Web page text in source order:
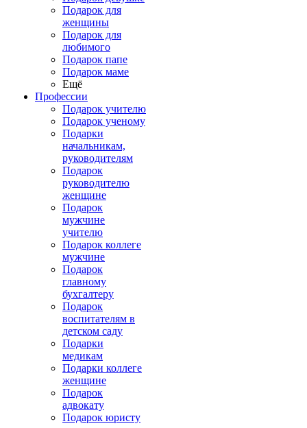
Подарок для
женщины
Подарок для
любимого
Подарок папе
Подарок маме
Ещё
Профессии
Подарок учителю
Подарок ученому
Подарки
начальникам,
руководителям
Подарок
руководителю
женщине
Подарок
мужчине
учителю
Подарок коллеге
мужчине
Подарок
главному
бухгалтеру
Подарок
воспитателям в
детском саду
Подарки
медикам
Подарки коллеге
женщине
Подарок
адвокату
Подарок юристу